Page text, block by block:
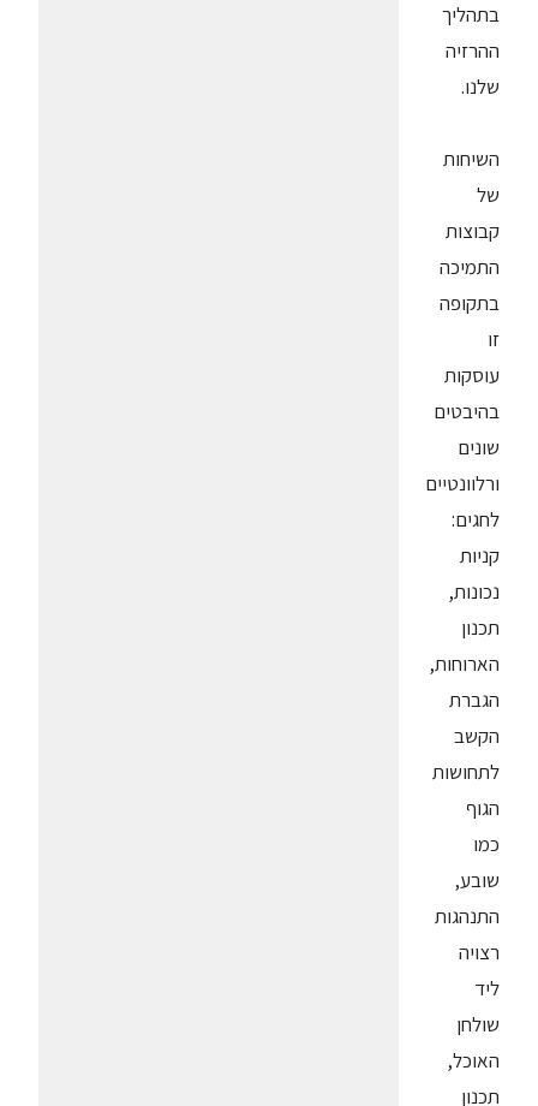
בתהליך
ההרזיה
שלנו.
השיחות
של
קבוצות
התמיכה
בתקופה
זו
עוסקות
בהיבטים
שונים
ורלוונטיים
לחגים:
קניות
נכונות,
תכנון
הארוחות,
הגברת
הקשב
לתחושות
הגוף
כמו
שובע,
התנהגות
רצויה
ליד
שולחן
האוכל,
תכנון